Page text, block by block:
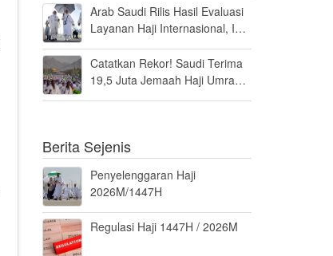
Umrah
Arab Saudi Rilis Hasil Evaluasi
Layanan Haji Internasional, Ini
Catatkan Rekor! Saudi Terima
19,5 Juta Jemaah Haji Umrah
Berita Sejenis
Penyelenggaran Haji
2026M/1447H
Regulasi Haji 1447H / 2026M